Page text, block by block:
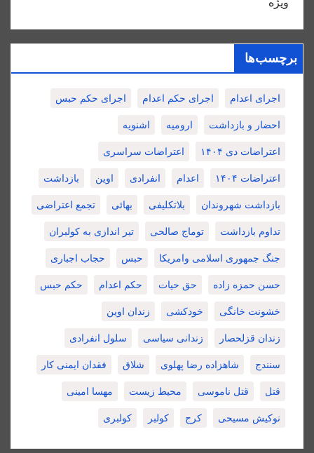
ویژه
برچسب‌ها
اجرای اعدام اجرای حکم اعدام اجرای حکم حبس
احضار و بازداشت ارومیه اشنویه
اعتراضات دی ۱۴۰۴ اعتراضات سراسری
اعتراضات ۱۴۰۴ اعدام انفرادی اوین بازداشت
بازداشت شهروندان بلاتکلیفی بهائی تجمع اعتراضی
تداوم بازداشت توماج صالحی تیر اندازی به کولبران
جنگ جمهوری اسلامی وامریکا حبس حجاب اجباری
حسن حمزه زاده حق حیات حکم اعدام حکم حبس
خشونت خانگی خودکشی زندان اوین
زندان قزلحصار زندانی سیاسی سلول انفرادی
سنندج شاهزاده رضا پهلوی شلاق فقدان ایمنی کار
قتل قتل ناموسی محیط زیست مهسا امینی
نوکیش مسیحی کرج کولبر کولبری